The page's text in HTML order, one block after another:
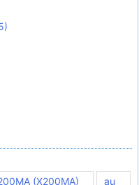
(X200MA)
au